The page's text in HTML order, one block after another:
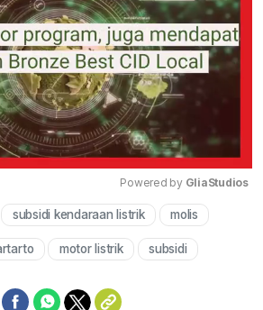
Mute
Powered by GliaStudios
subsidi kendaraan listrik molis
motor listrik subsidi